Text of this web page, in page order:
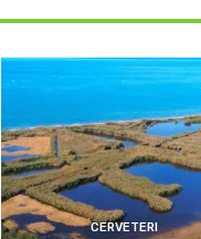
CERVETERI